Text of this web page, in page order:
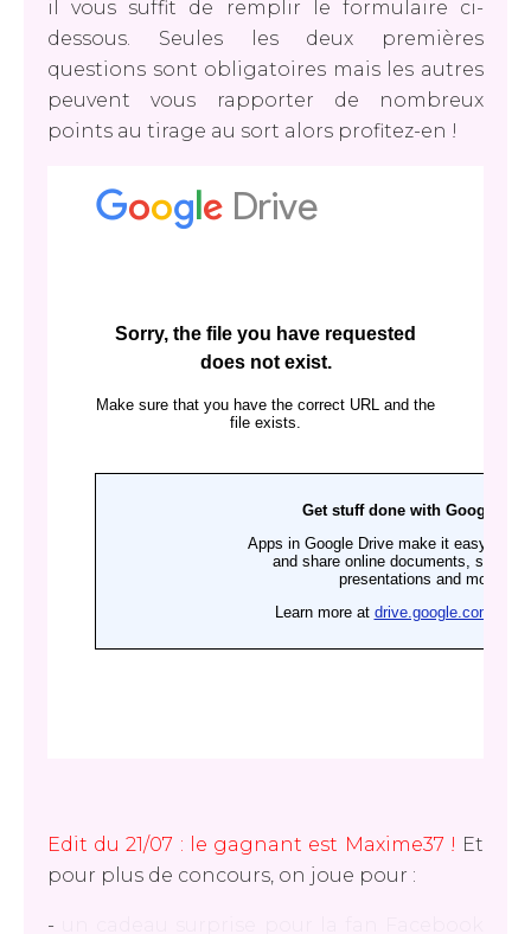
il vous suffit de remplir le formulaire ci-
dessous. Seules les deux premières
questions sont obligatoires mais les autres
peuvent vous rapporter de nombreux
points au tirage au sort alors profitez-en !
Edit du 21/07 : le gagnant est Maxime37 ! Et
pour plus de concours, on joue pour :
-